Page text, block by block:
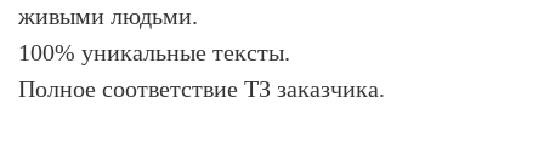
живыми людьми.
100% уникальные тексты.
Полное соответствие ТЗ заказчика.